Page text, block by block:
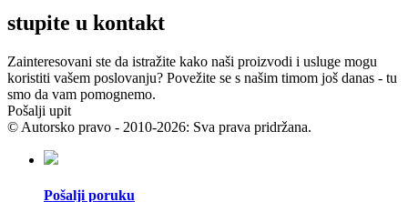
stupite u kontakt
Zainteresovani ste da istražite kako naši proizvodi i usluge mogu
koristiti vašem poslovanju? Povežite se s našim timom još danas - tu
smo da vam pomognemo.
Pošalji upit
© Autorsko pravo - 2010-2026: Sva prava pridržana.
Pošalji poruku